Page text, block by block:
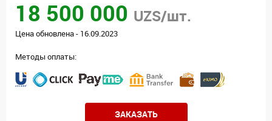
18 500 000 UZS/шт.
Цена обновлена - 16.09.2023
Методы оплаты:
ЗАКАЗАТЬ